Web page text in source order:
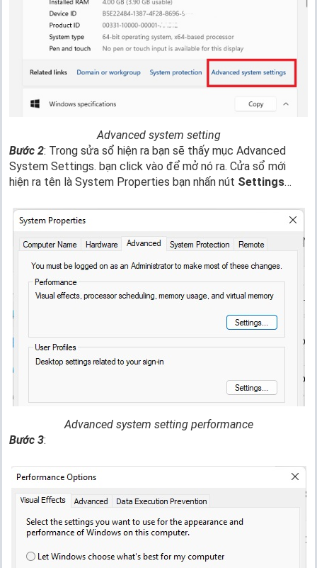
Advanced system setting
Bước 2: Trong sửa sổ hiện ra bạn sẽ thấy mục Advanced
System Settings. bạn click vào để mở nó ra. Cửa sổ mới
hiện ra tên là System Properties bạn nhấn nút Settings…
Advanced system setting performance
Bước 3: